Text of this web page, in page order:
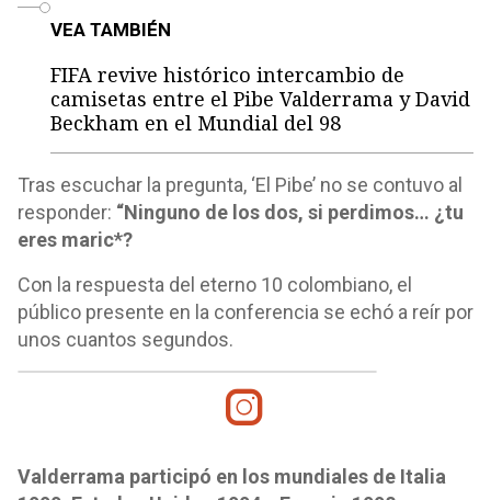
VEA TAMBIÉN
FIFA revive histórico intercambio de
camisetas entre el Pibe Valderrama y David
Beckham en el Mundial del 98
Tras escuchar la pregunta, ‘El Pibe’ no se contuvo al
responder: “Ninguno de los dos, si perdimos… ¿tu
eres maric*?
Con la respuesta del eterno 10 colombiano, el
público presente en la conferencia se echó a reír por
unos cuantos segundos.
Valderrama participó en los mundiales de Italia